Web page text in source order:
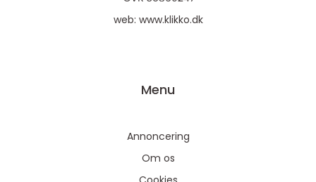
web: www.klikko.dk
Menu
Annoncering
Om os